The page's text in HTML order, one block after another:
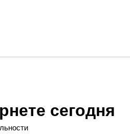
сегодня